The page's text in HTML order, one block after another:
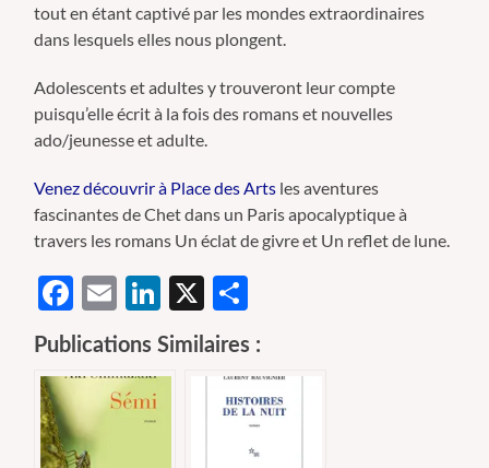
tout en étant captivé par les mondes extraordinaires
dans lesquels elles nous plongent.
Adolescents et adultes y trouveront leur compte
puisqu’elle écrit à la fois des romans et nouvelles
ado/jeunesse et adulte.
Venez découvrir à Place des Arts les aventures
fascinantes de Chet dans un Paris apocalyptique à
travers les romans Un éclat de givre et Un reflet de lune.
Facebook
EmailLinkedIn
X
Publications Similaires :